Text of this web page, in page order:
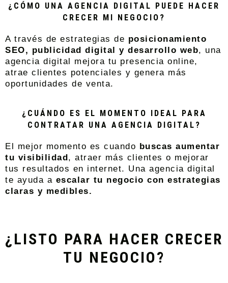
¿CÓMO UNA AGENCIA DIGITAL PUEDE HACER
CRECER MI NEGOCIO?
A través de estrategias de posicionamiento
SEO, publicidad digital y desarrollo web, una
agencia digital mejora tu presencia online,
atrae clientes potenciales y genera más
oportunidades de venta.
¿CUÁNDO ES EL MOMENTO IDEAL PARA
CONTRATAR UNA AGENCIA DIGITAL?
El mejor momento es cuando buscas aumentar
tu visibilidad, atraer más clientes o mejorar
tus resultados en internet. Una agencia digital
te ayuda a escalar tu negocio con estrategias
claras y medibles.
¿LISTO PARA HACER CRECER
TU NEGOCIO?